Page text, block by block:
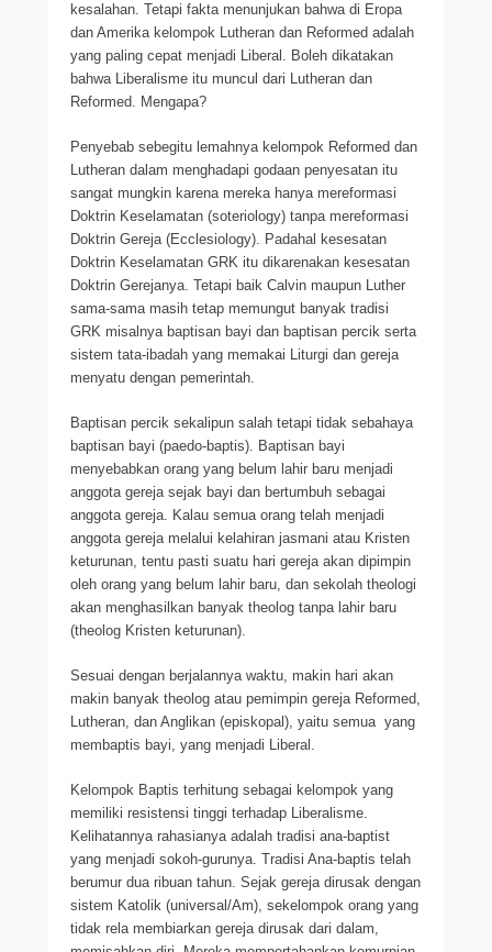
kesalahan. Tetapi fakta menunjukan bahwa di Eropa
dan Amerika kelompok Lutheran dan Reformed adalah
yang paling cepat menjadi Liberal. Boleh dikatakan
bahwa Liberalisme itu muncul dari Lutheran dan
Reformed. Mengapa?
Penyebab sebegitu lemahnya kelompok Reformed dan
Lutheran dalam menghadapi godaan penyesatan itu
sangat mungkin karena mereka hanya mereformasi
Doktrin Keselamatan (soteriology) tanpa mereformasi
Doktrin Gereja (Ecclesiology). Padahal kesesatan
Doktrin Keselamatan GRK itu dikarenakan kesesatan
Doktrin Gerejanya. Tetapi baik Calvin maupun Luther
sama-sama masih tetap memungut banyak tradisi
GRK misalnya baptisan bayi dan baptisan percik serta
sistem tata-ibadah yang memakai Liturgi dan gereja
menyatu dengan pemerintah.
Baptisan percik sekalipun salah tetapi tidak sebahaya
baptisan bayi (paedo-baptis). Baptisan bayi
menyebabkan orang yang belum lahir baru menjadi
anggota gereja sejak bayi dan bertumbuh sebagai
anggota gereja. Kalau semua orang telah menjadi
anggota gereja melalui kelahiran jasmani atau Kristen
keturunan, tentu pasti suatu hari gereja akan dipimpin
oleh orang yang belum lahir baru, dan sekolah theologi
akan menghasilkan banyak theolog tanpa lahir baru
(theolog Kristen keturunan).
Sesuai dengan berjalannya waktu, makin hari akan
makin banyak theolog atau pemimpin gereja Reformed,
Lutheran, dan Anglikan (episkopal), yaitu semua yang
membaptis bayi, yang menjadi Liberal.
Kelompok Baptis terhitung sebagai kelompok yang
memiliki resistensi tinggi terhadap Liberalisme.
Kelihatannya rahasianya adalah tradisi ana-baptist
yang menjadi sokoh-gurunya. Tradisi Ana-baptis telah
berumur dua ribuan tahun. Sejak gereja dirusak dengan
sistem Katolik (universal/Am), sekelompok orang yang
tidak rela membiarkan gereja dirusak dari dalam,